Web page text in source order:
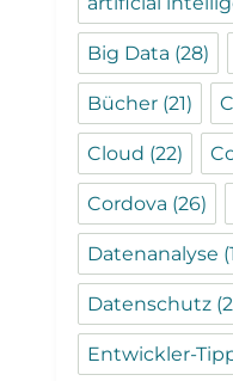
Big Data (28)
Bücher (21)
Cloud (22)
Cordova (26)
Datenanalyse
Datenschutz
Entwickler-